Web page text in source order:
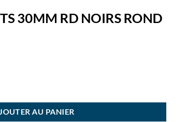
30MM RD NOIRS ROND
AU PANIER